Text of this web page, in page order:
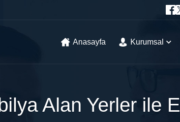
Anasayfa Kurumsal
Alan Yerler ile